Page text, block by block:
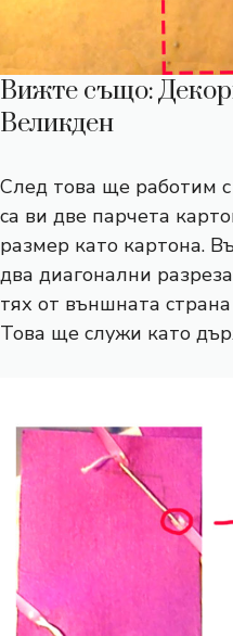
Вижте също:
Великден
След това ще работим
са ви две парчета
размер като картона.
два диагонални
тях от външната
Това ще служи като